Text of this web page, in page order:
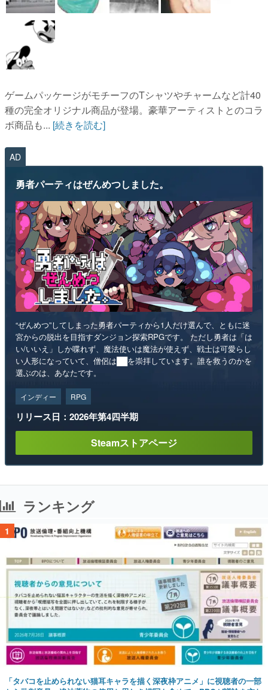
ゲームパッケージがモチーフのTシャツやチャームなど計40
種の完全オリジナル商品が登場。豪華アーティストとのコラ
ボ商品も... [続きを読む]
AD
勇者パーティはぜんめつしました。
“ぜんめつ”してしまった勇者パーティから1人だけ選んで、ともに迷
宮からの脱出を目指すダンジョン探索RPGです。 ただし勇者は「は
い/いいえ」しか喋れず、魔法使いは魔法が使えず、戦士は可愛らし
い人形になっていて、僧侶は██を崇拝しています。誰を救うのかを
選ぶのは、あなたです。
インディー RPG
リリース日：2026年第4四半期
Steamストアページ
ランキング
1
「タバコを止められない猫耳キャラを描く深夜枠アニメ」に視聴者の一部